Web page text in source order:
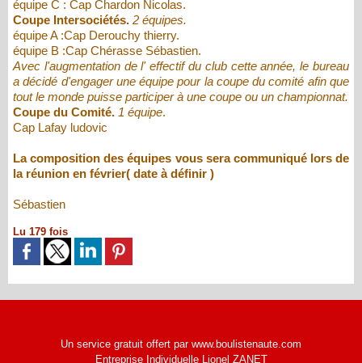
équipe C : Cap Chardon Nicolas.
Coupe Intersociétés. 2 équipes.
équipe A :Cap Derouchy thierry.
équipe B :Cap Chérasse Sébastien.
Avec l'augmentation de l' effectif du club cette année, le bureau
a décidé d'engager une équipe pour la coupe du comité afin que
tout le monde puisse participer à une coupe ou un championnat.
Coupe du Comité. 1 équipe.
Cap Lafay ludovic
La composition des équipes vous sera communiqué lors de
la réunion en février( date à définir )
Sébastien
Lu 179 fois
Un service gratuit offert par www.boulistenaute.com
Entreprise Individuelle Lionel ZANET